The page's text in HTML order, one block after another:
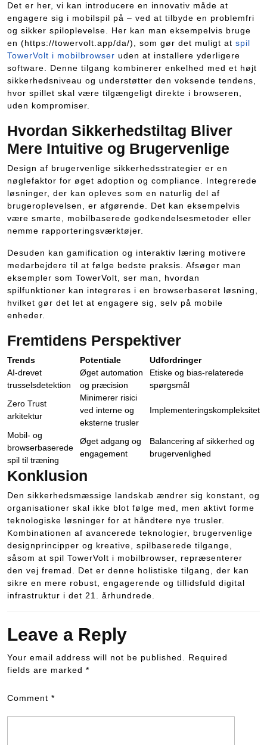
Det er her, vi kan introducere en innovativ måde at
engagere sig i mobilspil på – ved at tilbyde en problemfri
og sikker spiloplevelse. Her kan man eksempelvis bruge
en (https://towervolt.app/da/), som gør det muligt at spil
TowerVolt i mobilbrowser uden at installere yderligere
software. Denne tilgang kombinerer enkelhed med et højt
sikkerhedsniveau og understøtter den voksende tendens,
hvor spillet skal være tilgængeligt direkte i browseren,
uden kompromiser.
Hvordan Sikkerhedstiltag Bliver
Mere Intuitive og Brugervenlige
Design af brugervenlige sikkerhedsstrategier er en
nøglefaktor for øget adoption og compliance. Integrerede
løsninger, der kan opleves som en naturlig del af
brugeroplevelsen, er afgørende. Det kan eksempelvis
være smarte, mobilbaserede godkendelsesmetoder eller
nemme rapporteringsværktøjer.
Desuden kan gamification og interaktiv læring motivere
medarbejdere til at følge bedste praksis. Afsøger man
eksempler som TowerVolt, ser man, hvordan
spilfunktioner kan integreres i en browserbaseret løsning,
hvilket gør det let at engagere sig, selv på mobile
enheder.
Fremtidens Perspektiver
Trends Potentiale
Udfordringer
AI-drevet
trusselsdetektion
Øget automation
og præcision
Etiske og bias-relaterede
spørgsmål
Zero Trust
arkitektur
Minimerer risici
ved interne og
eksterne trusler
Implementeringskompleksitet
Mobil- og
browserbaserede
spil til træning
Øget adgang og
engagement
Balancering af sikkerhed og
brugervenlighed
Konklusion
Den sikkerhedsmæssige landskab ændrer sig konstant, og
organisationer skal ikke blot følge med, men aktivt forme
teknologiske løsninger for at håndtere nye trusler.
Kombinationen af avancerede teknologier, brugervenlige
designprincipper og kreative, spilbaserede tilgange,
såsom at spil TowerVolt i mobilbrowser, repræsenterer
den vej fremad. Det er denne holistiske tilgang, der kan
sikre en mere robust, engagerende og tillidsfuld digital
infrastruktur i det 21. århundrede.
Leave a Reply
Your email address will not be published.
Required
fields are marked *
Comment *